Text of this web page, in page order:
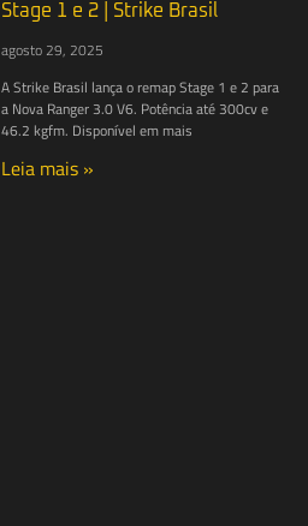
Stage 1 e 2 | Strike Brasil
agosto 29, 2025
A Strike Brasil lança o remap Stage 1 e 2 para
a Nova Ranger 3.0 V6. Potência até 300cv e
46.2 kgfm. Disponível em mais
Leia mais »